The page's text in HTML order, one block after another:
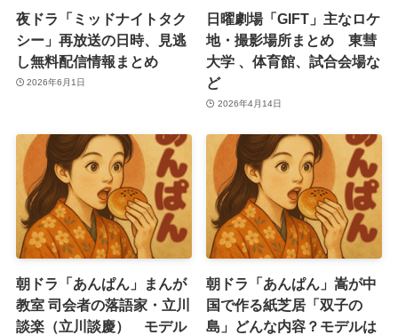
夜ドラ「ミッドナイトタク
シー」再放送の日時、見逃
し無料配信情報まとめ
2026年6月1日
日曜劇場「GIFT」主なロケ
地・撮影場所まとめ 東彗
大学 、体育館、試合会場な
ど
2026年4月14日
朝ドラ「あんぱん」まんが
教室 司会者の落語家・立川
談楽（立川談慶） モデル
朝ドラ「あんぱん」嵩が中
国で作る紙芝居「双子の
島」どんな内容？モデルは